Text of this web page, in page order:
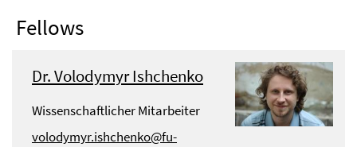
Fellows
Dr. Volodymyr Ishchenko
Wissenschaftlicher Mitarbeiter
volodymyr.ishchenko@fu-